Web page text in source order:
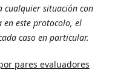
cualquier situación con
en este protocolo, el
caso en particular.
pares evaluadores